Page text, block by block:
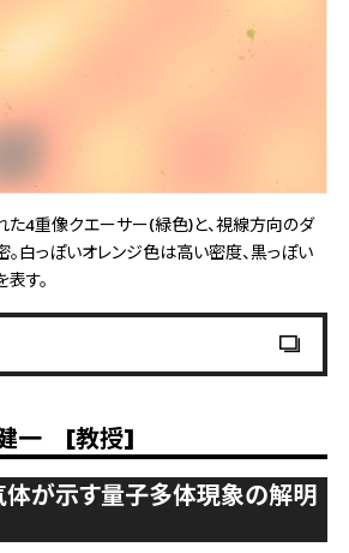
4重像クエーサー(緑色)と、視線方向のダ
白っぽいオレンジ色は高い密度、黒っぽい
す。
健一 [教授]
が示す量子多体現象の解明